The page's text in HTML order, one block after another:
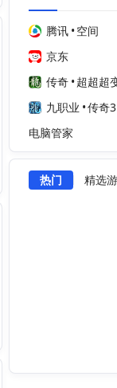
腾讯 •空间
京东
传奇 •超超超
九职业 •传奇3
电脑管家
热门 精选